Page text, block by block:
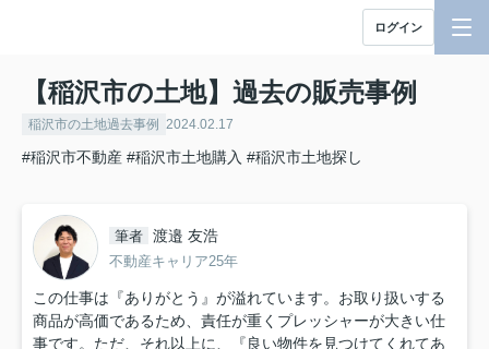
ログイン
【稲沢市の土地】過去の販売事例
稲沢市の土地過去事例 2024.02.17
#稲沢市不動産 #稲沢市土地購入 #稲沢市土地探し
筆者 渡邉 友浩
不動産キャリア25年
この仕事は『ありがとう』が溢れています。お取り扱いする
商品が高価であるため、責任が重くプレッシャーが大きい仕
事です。ただ、それ以上に、『良い物件を見つけてくれてあ